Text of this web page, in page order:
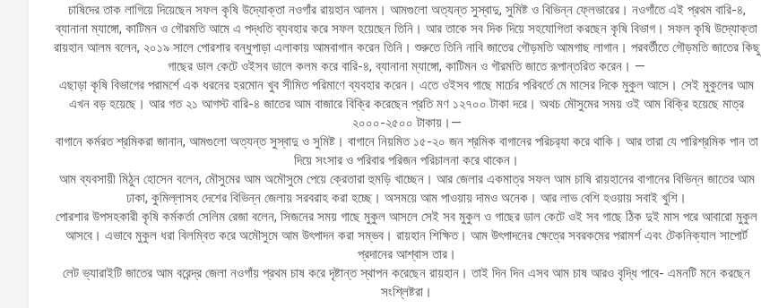
চাষিদের তাক লাগিয়ে দিয়েছেন সফল কৃষি উদ্যোক্তা নওগাঁর রায়হান আলম। আমগুলো অত্যন্ত সুস্বাদু, সুমিষ্ট ও বিভিন্ন ফ্লেভারের। নওগাঁতে এই প্রথম বারি-৪,
ব্যানানা ম্যাঙ্গো, কাটিমন ও গৌরমতি আমে এ পদ্ধতি ব্যবহার করে সফল হয়েছেন তিনি। আর তাকে সব দিক দিয়ে সহযোগিতা করছেন কৃষি বিভাগ। সফল কৃষি উদ্যোক্তা
রায়হান আলম বলেন, ২০১৯ সালে পোরশার বন্ধুপাড়া এলাকায় আমবাগান করেন তিনি। শুরুতে তিনি নাবি জাতের গৌড়মতি আমগাছ লাগান। পরবর্তীতে গৌড়মতি জাতের কিছু
গাছের ডাল কেটে ওইসব ডালে কলম করে বারি-৪, ব্যানানা ম্যাঙ্গো, কাটিমন ও গৗরমতি জাতে রূপান্তরিত করেন। —
এছাড়া কৃষি বিভাগের পরামর্শে এক ধরনের হরমোন খুব সীমিত পরিমাণে ব্যবহার করেন। এতে ওইসব গাছে মার্চের পরিবর্তে মে মাসের দিকে মুকুল আসে। সেই মুকুলের আম
এখন বড় হয়েছে। আর গত ২১ আগস্ট বারি-৪ জাতের আম বাজারে বিক্রি করেছেন প্রতি মণ ১২৭০০ টাকা দরে। অথচ মৌসুমের সময় ওই আম বিক্রি হয়েছে মাত্র
২০০০-২৫০০ টাকায়।—
বাগানে কর্মরত শ্রমিকরা জানান, আমগুলো অত্যন্ত সুস্বাদু ও সুমিষ্ট। বাগানে নিয়মিত ১৫-২০ জন শ্রমিক বাগানের পরিচর‌্যা করে থাকি। আর তারা যে পারিশ্রমিক পান তা
দিয়ে সংসার ও পরিবার পরিজন পরিচালনা করে থাকেন।
আম ব্যবসায়ী মিঠুন হোসেন বলেন, মৌসুমের আম অমৌসুমে পেয়ে ক্রেতারা হুমড়ি খাচ্ছেন। আর জেলার একমাত্র সফল আম চাষি রায়হানের বাগানের বিভিন্ন জাতের আম
ঢাকা, কুমিল্লাসহ দেশের বিভিন্ন জেলায় সরবরাহ করা হচ্ছে। অসময়ে আম পাওয়ায় দামও অনেক। আর লাভ বেশি হওয়ায় সবাই খুশি।
পোরশার উপসহকারী কৃষি কর্মকর্তা সেলিম রেজা বলেন, সিজনের সময় গাছে মুকুল আসলে সেই সব মুকুল ও গাছের ডাল কেটে ওই সব গাছে ঠিক দুই মাস পরে আবারো মুকুল
আসবে। এভাবে মুকুল ধরা বিলম্বিত করে অমৌসুমে আম উৎপাদন করা সম্ভব। রায়হান শিক্ষিত। আম উৎপাদনের ক্ষেত্রে সবরকমের পরামর্শ এবং টেকনিক্যাল সাপোর্ট
প্রদানের আশ্বাস তার।
লেট ভ্যারাইটি জাতের আম বরেন্দ্র জেলা নওগাঁয় প্রথম চাষ করে দৃষ্টান্ত স্থাপন করেছেন রায়হান। তাই দিন দিন এসব আম চাষ আরও বৃদ্ধি পাবে- এমনটি মনে করছেন
সংশ্লিষ্টরা।